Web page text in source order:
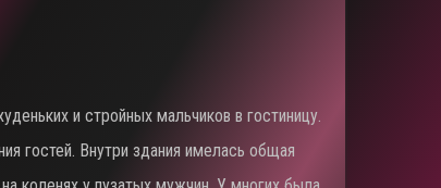
и стройных мальчиков в гостиницу.
гостей. Внутри здания имелась общая